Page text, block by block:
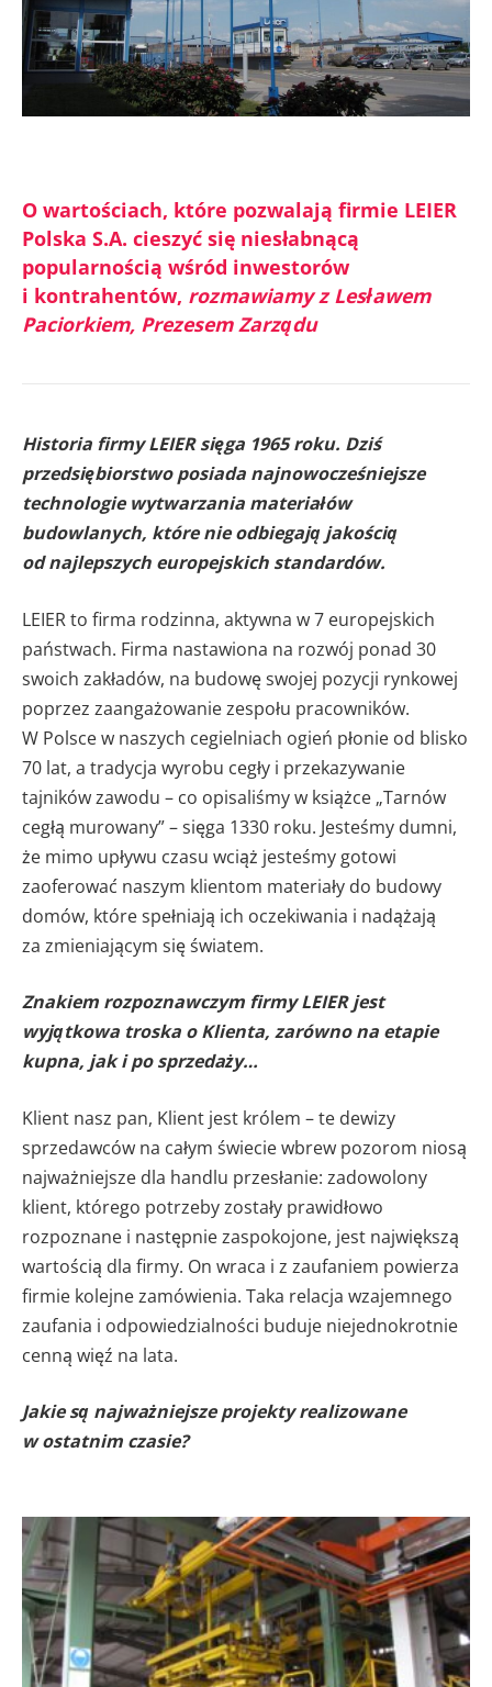
O wartościach, które pozwalają firmie LEIER
Polska S.A. cieszyć się niesłabnącą
popularnością wśród inwestorów
i kontrahentów, rozmawiamy z Lesławem
Paciorkiem, Prezesem Zarządu
Historia firmy LEIER sięga 1965 roku. Dziś
przedsiębiorstwo posiada najnowocześniejsze
technologie wytwarzania materiałów
budowlanych, które nie odbiegają jakością
od najlepszych europejskich standardów.
LEIER to firma rodzinna, aktywna w 7 europejskich
państwach. Firma nastawiona na rozwój ponad 30
swoich zakładów, na budowę swojej pozycji rynkowej
poprzez zaangażowanie zespołu pracowników.
W Polsce w naszych cegielniach ogień płonie od blisko
70 lat, a tradycja wyrobu cegły i przekazywanie
tajników zawodu – co opisaliśmy w książce „Tarnów
cegłą murowany” – sięga 1330 roku. Jesteśmy dumni,
że mimo upływu czasu wciąż jesteśmy gotowi
zaoferować naszym klientom materiały do budowy
domów, które spełniają ich oczekiwania i nadążają
za zmieniającym się światem.
Znakiem rozpoznawczym firmy LEIER jest
wyjątkowa troska o Klienta, zarówno na etapie
kupna, jak i po sprzedaży…
Klient nasz pan, Klient jest królem – te dewizy
sprzedawców na całym świecie wbrew pozorom niosą
najważniejsze dla handlu przesłanie: zadowolony
klient, którego potrzeby zostały prawidłowo
rozpoznane i następnie zaspokojone, jest największą
wartością dla firmy. On wraca i z zaufaniem powierza
firmie kolejne zamówienia. Taka relacja wzajemnego
zaufania i odpowiedzialności buduje niejednokrotnie
cenną więź na lata.
Jakie są najważniejsze projekty realizowane
w ostatnim czasie?